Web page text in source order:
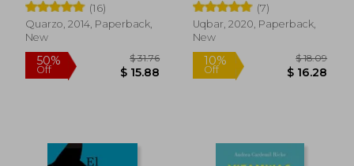
50%
Off
$ 43.06 10%
(16)
Quarzo, 2014, Paperback,
New
(7)
Uqbar, 2020, Paperback,
New